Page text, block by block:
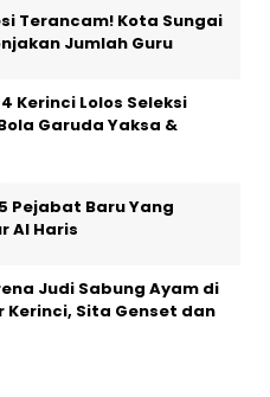
Terancam! Kota Sungai
Jumlah Guru
Kerinci Lolos Seleksi
Garuda Yaksa &
Pejabat Baru Yang
Al Haris
Judi Sabung Ayam di
Kerinci, Sita Genset dan